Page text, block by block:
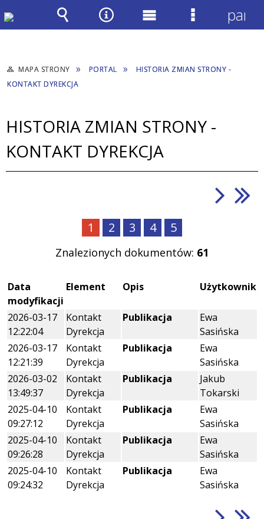
MAPA STRONY PORTAL
HISTORIA ZMIAN STRONY -
KONTAKT DYREKCJA
HISTORIA ZMIAN STRONY -
KONTAKT DYREKCJA
1 2 3 4 5
Znalezionych dokumentów: 61
Data
modyfikacji
Element Opis Użytkownik
2026-03-17
12:22:04
Kontakt
Dyrekcja
Publikacja
Ewa
Sasińska
2026-03-17
12:21:39
Kontakt
Dyrekcja
Publikacja
Ewa
Sasińska
2026-03-02
13:49:37
Kontakt
Dyrekcja
Publikacja
Jakub
Tokarski
2025-04-10
09:27:12
Kontakt
Dyrekcja
Publikacja
Ewa
Sasińska
2025-04-10
09:26:28
Kontakt
Dyrekcja
Publikacja
Ewa
Sasińska
2025-04-10
09:24:32
Kontakt
Dyrekcja
Publikacja
Ewa
Sasińska
Wyszukiwarka
Narzędzia
Menu Menu
panel